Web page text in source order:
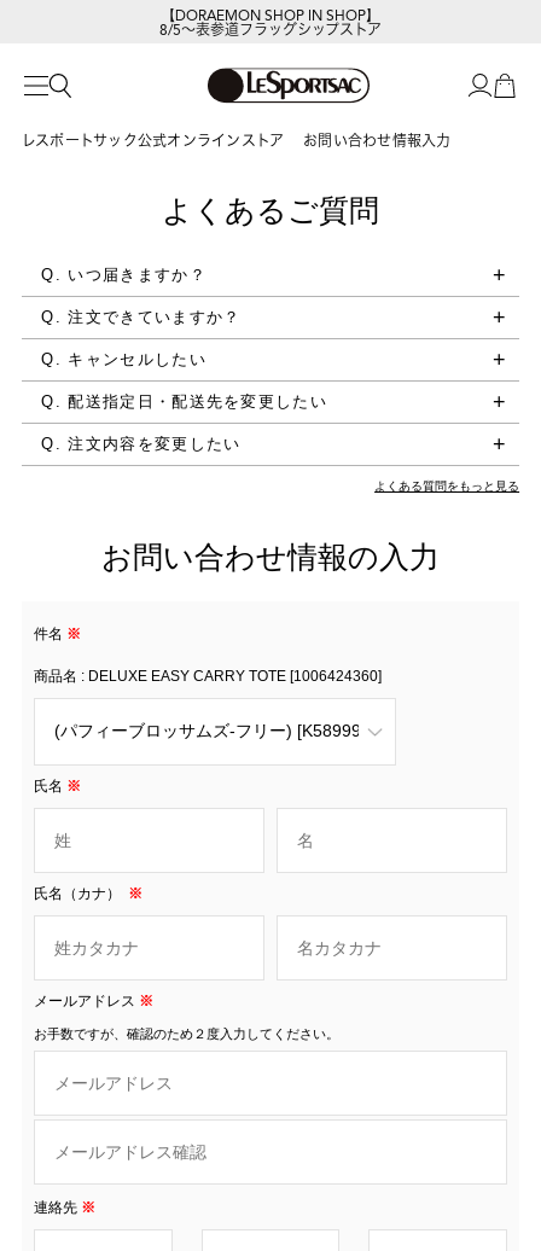
【DORAEMON SHOP IN SHOP】
8/5～表参道フラッグシップストア
レスポートサック公式オンラインストア お問い合わせ情報入力
よくあるご質問
Q. いつ届きますか？
Q. 注文できていますか？
Q. キャンセルしたい
Q. 配送指定日・配送先を変更したい
Q. 注文内容を変更したい
よくある質問をもっと見る
お問い合わせ情報の入力
件名 ※
商品名 : DELUXE EASY CARRY TOTE [1006424360]
氏名 ※
氏名（カナ） ※
メールアドレス ※
お手数ですが、確認のため２度入力してください。
連絡先 ※